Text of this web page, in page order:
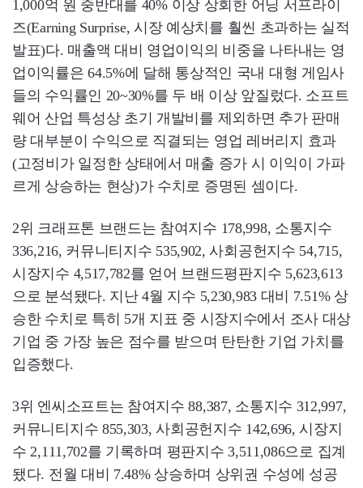
1,000억 원 중반대를 40% 이상 상회한 어닝 서프라이
즈(Earning Surprise, 시장 예상치를 훨씬 초과하는 실적
발표)다. 매출액 대비 영업이익의 비중을 나타내는 영
업이익률은 64.5%에 달해 통상적인 국내 대형 게임사
들의 수익률인 20~30%를 두 배 이상 앞질렀다. 소프트
웨어 산업 특성상 초기 개발비를 제외하면 추가 판매
량 대부분이 수익으로 직결되는 영업 레버리지 효과
(고정비가 일정한 상태에서 매출 증가 시 이익이 가파
르게 상승하는 현상)가 수치로 증명된 셈이다.
2위 크래프톤 브랜드는 참여지수 178,998, 소통지수
336,216, 커뮤니티지수 535,902, 사회공헌지수 54,715,
시장지수 4,517,782를 얻어 브랜드평판지수 5,623,613
으로 분석됐다. 지난 4월 지수 5,230,983 대비 7.51% 상
승한 수치로 특히 5개 지표 중 시장지수에서 조사 대상
기업 중 가장 높은 점수를 받으며 탄탄한 기업 가치를
입증했다.
3위 엔씨소프트는 참여지수 88,387, 소통지수 312,997,
커뮤니티지수 855,303, 사회공헌지수 142,696, 시장지
수 2,111,702를 기록하며 평판지수 3,511,086으로 집계
됐다. 전월 대비 7.48% 상승하며 상위권 수성에 성공